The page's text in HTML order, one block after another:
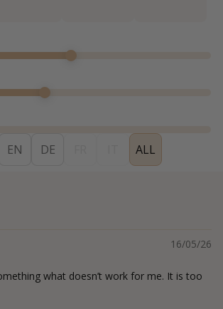
EN DE ALL
16/05/26
what doesn’t work for me. It is too